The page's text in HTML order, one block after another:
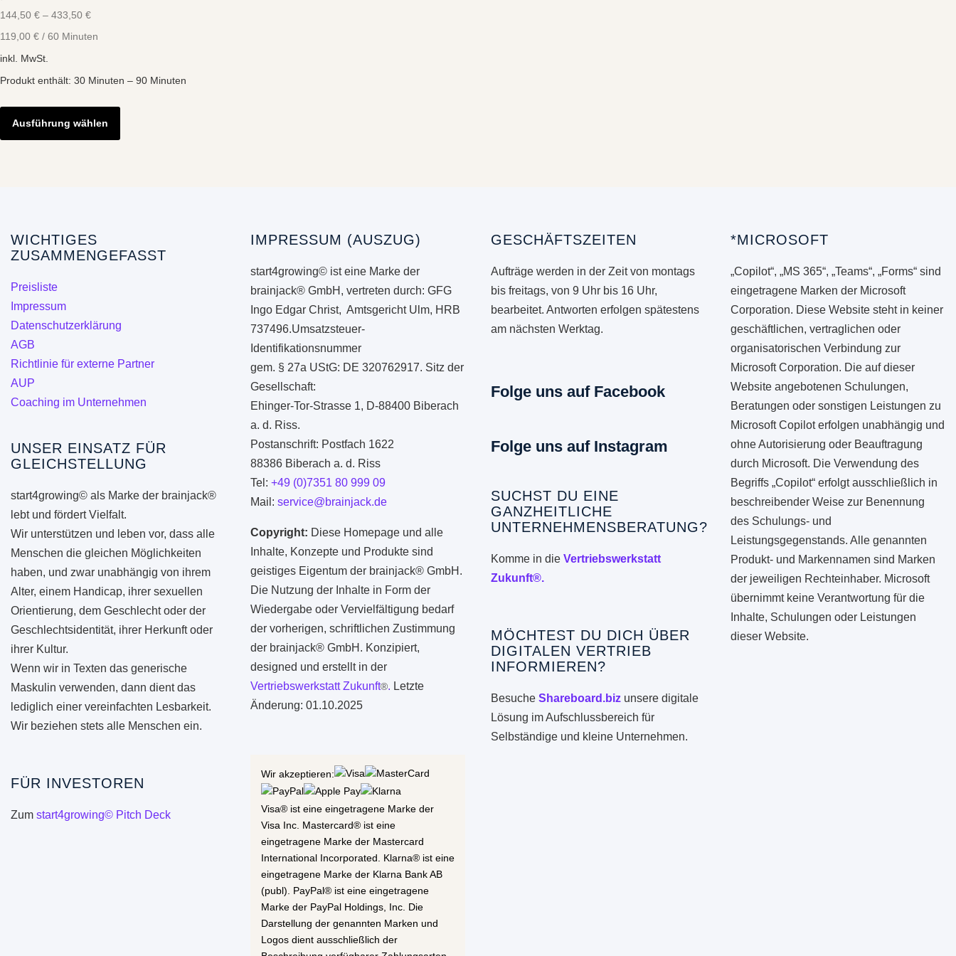
144,50 € – 433,50 €
119,00 € / 60 Minuten
inkl. MwSt.
Produkt enthält: 30 Minuten – 90 Minuten
Ausführung wählen
weist
können
gewählt
WICHTIGES
ZUSAMMENGEFASST
Preisliste
Impressum
Datenschutzerklärung
AGB
Richtlinie für externe Partner
AUP
Coaching im Unternehmen
UNSER EINSATZ FÜR
GLEICHSTELLUNG
start4growing© als Marke der brainjack®
lebt und fördert Vielfalt.
Wir unterstützen und leben vor, dass alle
Menschen die gleichen Möglichkeiten
haben, und zwar unabhängig von ihrem
Alter, einem Handicap, ihrer sexuellen
Orientierung, dem Geschlecht oder der
Geschlechtsidentität, ihrer Herkunft oder
ihrer Kultur.
Wenn wir in Texten das generische
Maskulin verwenden, dann dient das
lediglich einer vereinfachten Lesbarkeit.
Wir beziehen stets alle Menschen ein.
FÜR INVESTOREN
Zum start4growing© Pitch Deck
IMPRESSUM (AUSZUG)
start4growing© ist eine Marke der
brainjack® GmbH, vertreten durch: GFG
Ingo Edgar Christ, Amtsgericht Ulm, HRB
737496.Umsatzsteuer-
Identifikationsnummer
gem. § 27a UStG: DE 320762917. Sitz der
Gesellschaft:
Ehinger-Tor-Strasse 1, D-88400 Biberach
a. d. Riss.
Postanschrift: Postfach 1622
88386 Biberach a. d. Riss
Tel:+49 (0)7351 80 999 09
Mail:service@brainjack.de
Copyright: Diese Homepage und alle
Inhalte, Konzepte und Produkte sind
geistiges Eigentum der brainjack® GmbH.
Die Nutzung der Inhalte in Form der
Wiedergabe oder Vervielfältigung bedarf
der vorherigen, schriftlichen Zustimmung
der brainjack® GmbH. Konzipiert,
designed und erstellt in der
Vertriebswerkstatt Zukunft®. Letzte
Änderung: 01.10.2025
Wir akzeptieren:
Visa® ist eine eingetragene Marke der
Visa Inc. Mastercard® ist eine
eingetragene Marke der Mastercard
International Incorporated. Klarna® ist eine
eingetragene Marke der Klarna Bank AB
(publ). PayPal® ist eine eingetragene
Marke der PayPal Holdings, Inc. Die
Darstellung der genannten Marken und
Logos dient ausschließlich der
GESCHÄFTSZEITEN
Aufträge werden in der Zeit von montags
bis freitags, von 9 Uhr bis 16 Uhr,
bearbeitet. Antworten erfolgen spätestens
am nächsten Werktag.
Folge uns auf Facebook
Folge uns auf Instagram
SUCHST DU EINE
GANZHEITLICHE
UNTERNEHMENSBERATUNG?
Komme in die Vertriebswerkstatt
Zukunft®.
MÖCHTEST DU DICH ÜBER
DIGITALEN VERTRIEB
INFORMIEREN?
Besuche Shareboard.bizunsere digitale
Lösung im Aufschlussbereich für
Selbständige und kleine Unternehmen.
*MICROSOFT
„Copilot“, „MS 365“, „Teams“, „Forms“ sind
eingetragene Marken der Microsoft
Corporation. Diese Website steht in keiner
geschäftlichen, vertraglichen oder
organisatorischen Verbindung zur
Microsoft Corporation. Die auf dieser
Website angebotenen Schulungen,
Beratungen oder sonstigen Leistungen zu
Microsoft Copilot erfolgen unabhängig und
ohne Autorisierung oder Beauftragung
durch Microsoft. Die Verwendung des
Begriffs „Copilot“ erfolgt ausschließlich in
beschreibender Weise zur Benennung
des Schulungs- und
Leistungsgegenstands. Alle genannten
Produkt- und Markennamen sind Marken
der jeweiligen Rechteinhaber. Microsoft
übernimmt keine Verantwortung für die
Inhalte, Schulungen oder Leistungen
dieser Website.